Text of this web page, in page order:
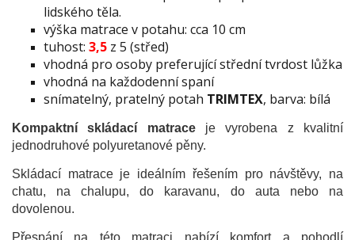
lidského těla.
výška matrace v potahu: cca 10 cm
tuhost: 3,5 z 5 (střed)
vhodná pro osoby preferující střední tvrdost lůžka
vhodná na každodenní spaní
snímatelný, pratelný potah TRIMTEX, barva: bílá
Kompaktní skládací matrace je vyrobena z kvalitní
jednodruhové polyuretanové pěny.
Skládací matrace je ideálním řešením pro návštěvy, na
chatu, na chalupu, do karavanu, do auta nebo na
dovolenou.
Přespání na této matraci nabízí komfort a pohodlí